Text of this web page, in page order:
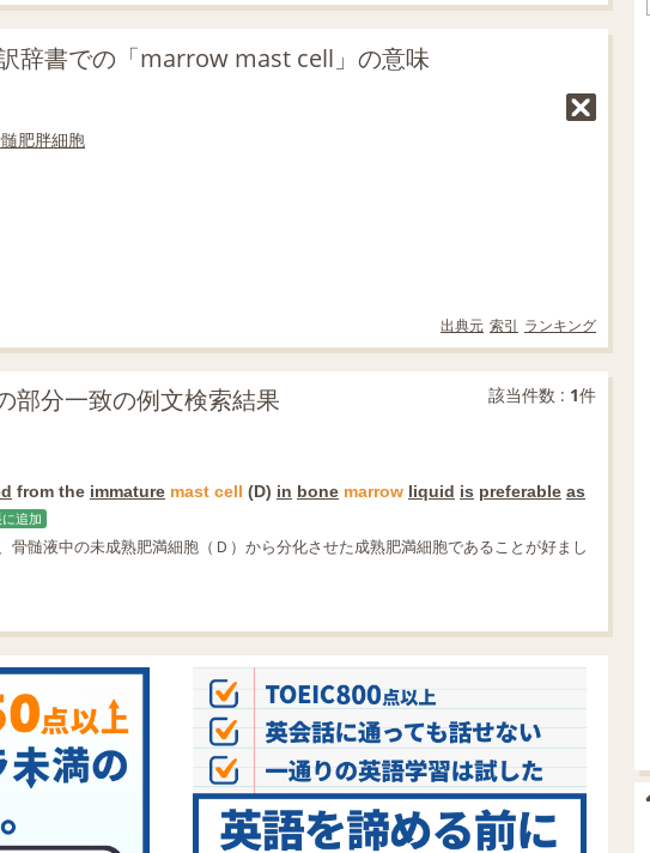
辞書での「marrow mast cell」の意味
肥胖細胞
出典元 索引 ランキング
部分一致の例文検索結果 該当件数 : 1件
from the immature mast cell (D) in bone marrow liquid is preferable as
追加
骨髄液中の未成熟肥満細胞（Ｄ）から分化させた成熟肥満細胞であることが好まし